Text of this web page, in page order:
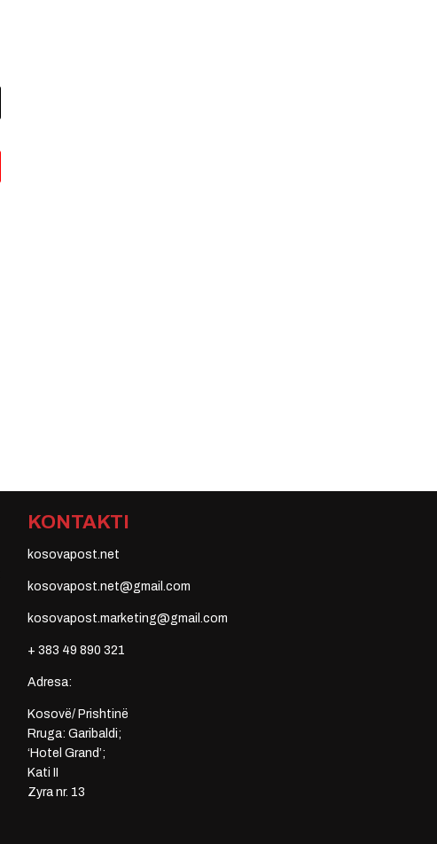
KONTAKTI
kosovapost.net
kosovapost.net@gmail.com
kosovapost.marketing@gmail.com
+ 383 49 890 321
Adresa:
Kosovë/ Prishtinë
Rruga: Garibaldi;
‘Hotel Grand’;
Kati II
Zyra nr. 13